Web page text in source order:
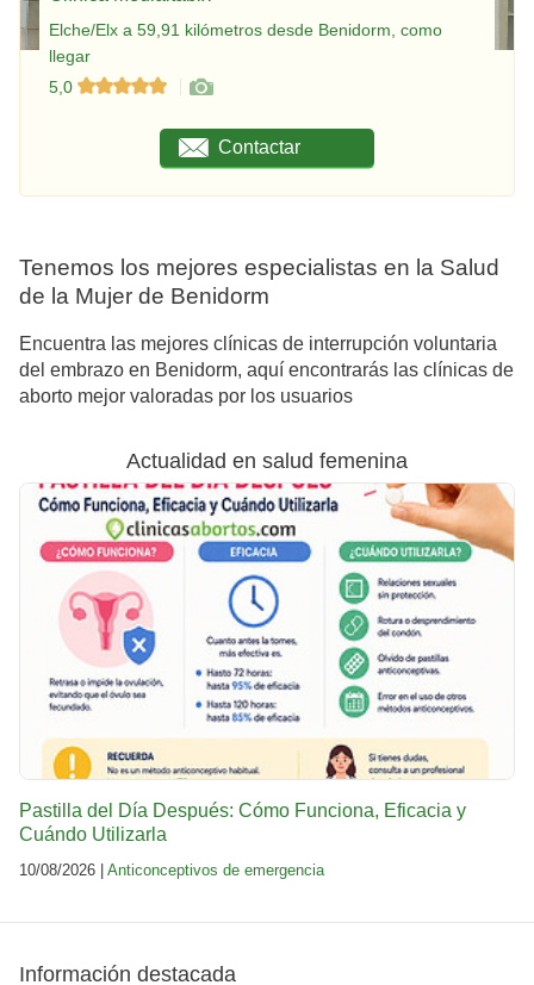
Elche/Elx a 59,91 kilómetros desde Benidorm, como
llegar
5,0
Contactar
Tenemos los mejores especialistas en la Salud
de la Mujer de Benidorm
Encuentra las mejores clínicas de interrupción voluntaria
del embrazo en Benidorm, aquí encontrarás las clínicas de
aborto mejor valoradas por los usuarios
Actualidad en salud femenina
Pastilla del Día Después: Cómo Funciona, Eficacia y
Cuándo Utilizarla
10/08/2026 | Anticonceptivos de emergencia
Información destacada